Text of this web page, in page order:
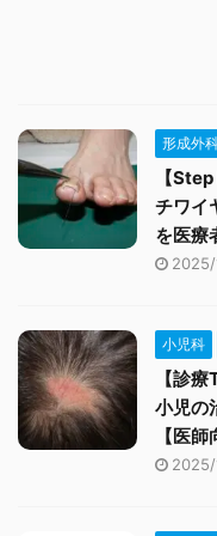
形成外
【
チワイ
を医療
小児科
【診
小児の
【医師